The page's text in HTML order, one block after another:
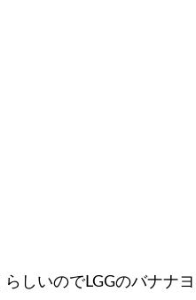
らしいのでLGGのバナナ